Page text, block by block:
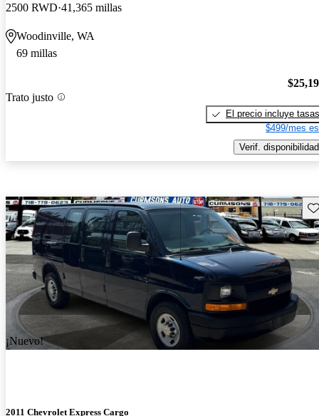
2500 RWD 41,365 millas
Woodinville, WA
69 millas
Trato justo
El precio incluye tasas
$499/mes
Verif. disponibilidad
¡Nuevo!
2011 Chevrolet Express Cargo